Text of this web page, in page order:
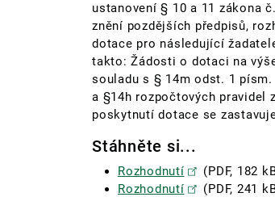
ustanovení § 10 a 11 zákona
znění pozdějších předpisů,
dotace pro následující
takto: Žádosti o dotaci na
souladu s § 14m odst. 1
a §14h rozpočtových pravidel
poskytnutí dotace se
Stáhněte si...
Rozhodnutí
(PDF, 182
Rozhodnutí
(PDF, 241